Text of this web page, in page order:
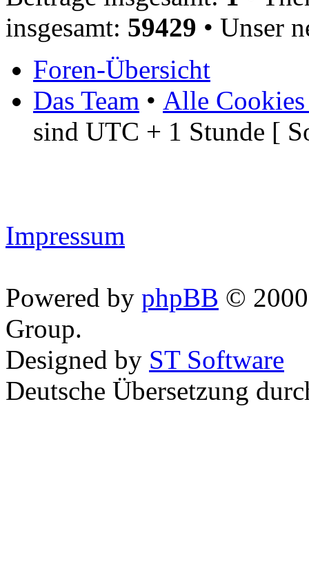
insgesamt: 59429 • Unser
Foren-Übersicht
Das Team • Alle Cookies
sind UTC + 1 Stunde [
Impressum
Powered by phpBB ©
Group.
Designed by ST Software
Deutsche Übersetzung